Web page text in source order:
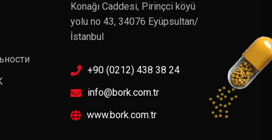
Konağı Caddesi, Pirinçci köyü
yolu no 43, 34076 Eyüpsultan/
İstanbul
+90 (0212) 438 38 24
info@bork.com.tr
www.bork.com.tr